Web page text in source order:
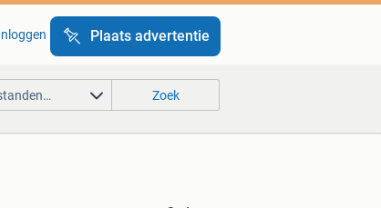
Plaats advertentie
Zoek